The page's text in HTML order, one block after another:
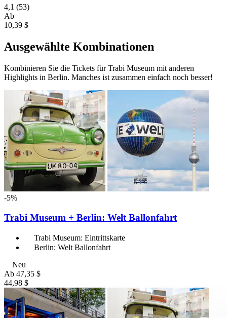
4,1 (53)
Ab
10,39 $
Ausgewählte Kombinationen
Kombinieren Sie die Tickets für Trabi Museum mit anderen
Highlights in Berlin. Manches ist zusammen einfach noch besser!
-5%
Trabi Museum + Berlin: Welt Ballonfahrt
Trabi Museum: Eintrittskarte
Berlin: Welt Ballonfahrt
Neu
Ab 47,35 $
44,98 $